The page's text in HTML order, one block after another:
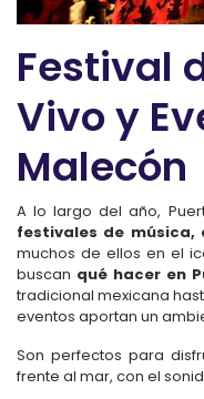
Festival
Vivo y
Malecón
A lo largo del año,
festivales de música,
muchos de ellos en el
buscan qué hacer en
tradicional mexicana
eventos aportan un
Son perfectos para
frente al mar, con el